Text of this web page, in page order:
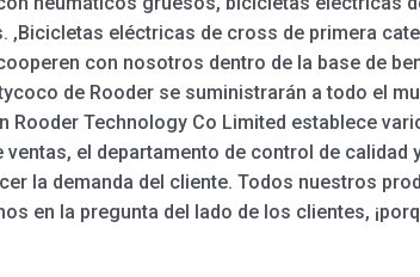
eléctricas de cross de primera
con nosotros dentro de la base de
de Rooder se suministrarán a todo el
Rooder Technology Co Limited establece
el departamento de control de
la demanda del cliente. Todos nuestros
en la pregunta del lado de los clientes,